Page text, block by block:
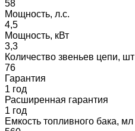
58
Мощность, л.с.
4,5
Мощность, кВт
3,3
Количество звеньев цепи, шт
76
Гарантия
1 год
Расширенная гарантия
1 год
Емкость топливного бака, мл